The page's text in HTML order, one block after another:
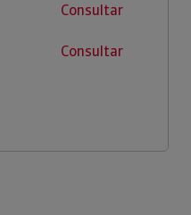
Consultar
Consultar